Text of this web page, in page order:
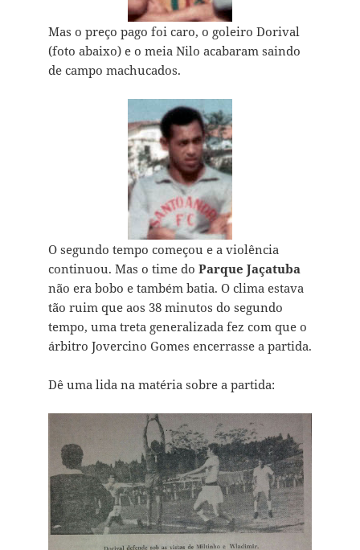
Mas o preço pago foi caro, o goleiro Dorival
(foto abaixo) e o meia Nilo acabaram saindo
de campo machucados.
O segundo tempo começou e a violência
continuou. Mas o time do Parque Jaçatuba
não era bobo e também batia. O clima estava
tão ruim que aos 38 minutos do segundo
tempo, uma treta generalizada fez com que o
árbitro Jovercino Gomes encerrasse a partida.
Dê uma lida na matéria sobre a partida: